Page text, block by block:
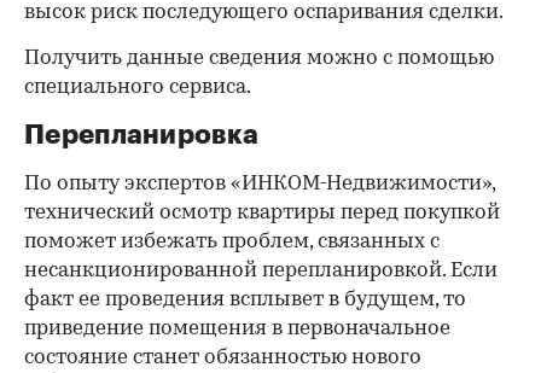
высок риск последующего оспаривания сделки.
Получить данные сведения можно с помощью
специального сервиса.
Перепланировка
По опыту экспертов «ИНКОМ-Недвижимости»,
технический осмотр квартиры перед покупкой
поможет избежать проблем, связанных с
несанкционированной перепланировкой. Если
факт ее проведения всплывет в будущем, то
приведение помещения в первоначальное
состояние станет обязанностью нового